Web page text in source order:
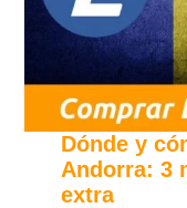
Dónde y
Andorra: 3
extra